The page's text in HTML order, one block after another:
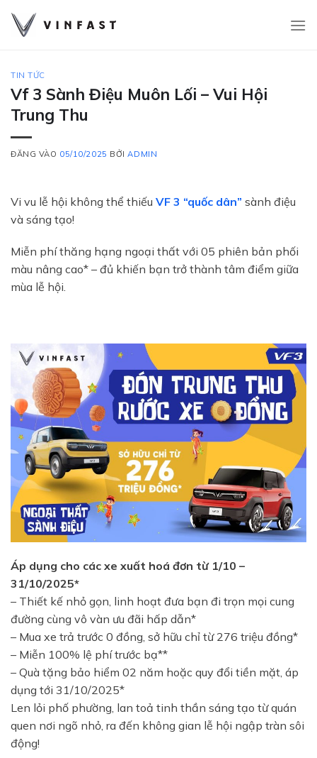
qua
TIN TỨC
Vf 3 Sành Điệu Muôn Lối – Vui Hội
Trung Thu
ĐĂNG VÀO 05/10/2025 BỞIADMIN
Vi vu lễ hội không thể thiếu VF 3 “quốc dân” sành điệu
và sáng tạo!
Miễn phí thăng hạng ngoại thất với 05 phiên bản phối
màu nâng cao* – đủ khiến bạn trở thành tâm điểm giữa
mùa lễ hội.
Áp dụng cho các xe xuất hoá đơn từ 1/10 –
31/10/2025*
– Thiết kế nhỏ gọn, linh hoạt đưa bạn đi trọn mọi cung
đường cùng vô vàn ưu đãi hấp dẫn*
– Mua xe trả trước 0 đồng, sở hữu chỉ từ 276 triệu đồng*
– Miễn 100% lệ phí trước bạ**
– Quà tặng bảo hiểm 02 năm hoặc quy đổi tiền mặt, áp
dụng tới 31/10/2025*
Len lỏi phố phường, lan toả tinh thần sáng tạo từ quán
quen nơi ngõ nhỏ, ra đến không gian lễ hội ngập tràn sôi
động!